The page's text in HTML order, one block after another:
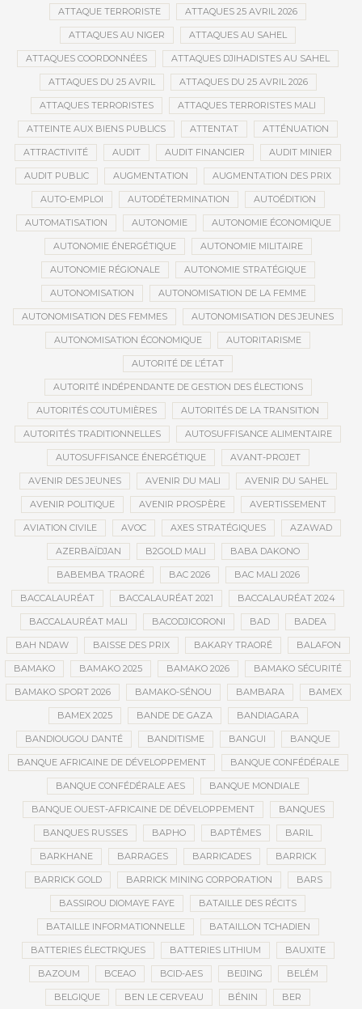
ATTAQUE TERRORISTE ATTAQUES 25 AVRIL 2026
ATTAQUES AU NIGER ATTAQUES AU SAHEL
ATTAQUES COORDONNÉES ATTAQUES DJIHADISTES AU SAHEL
ATTAQUES DU 25 AVRIL ATTAQUES DU 25 AVRIL 2026
ATTAQUES TERRORISTES ATTAQUES TERRORISTES MALI
ATTEINTE AUX BIENS PUBLICS ATTENTAT ATTÉNUATION
ATTRACTIVITÉ AUDIT AUDIT FINANCIER AUDIT MINIER
AUDIT PUBLIC AUGMENTATION AUGMENTATION DES PRIX
AUTO-EMPLOI AUTODÉTERMINATION AUTOÉDITION
AUTOMATISATION AUTONOMIE AUTONOMIE ÉCONOMIQUE
AUTONOMIE ÉNERGÉTIQUE AUTONOMIE MILITAIRE
AUTONOMIE RÉGIONALE AUTONOMIE STRATÉGIQUE
AUTONOMISATION AUTONOMISATION DE LA FEMME
AUTONOMISATION DES FEMMES AUTONOMISATION DES JEUNES
AUTONOMISATION ÉCONOMIQUE AUTORITARISME
AUTORITÉ DE L’ÉTAT
AUTORITÉ INDÉPENDANTE DE GESTION DES ÉLECTIONS
AUTORITÉS COUTUMIÈRES AUTORITÉS DE LA TRANSITION
AUTORITÉS TRADITIONNELLES AUTOSUFFISANCE ALIMENTAIRE
AUTOSUFFISANCE ÉNERGÉTIQUE AVANT-PROJET
AVENIR DES JEUNES AVENIR DU MALI AVENIR DU SAHEL
AVENIR POLITIQUE AVENIR PROSPÈRE AVERTISSEMENT
AVIATION CIVILE AVOC AXES STRATÉGIQUES AZAWAD
AZERBAÏDJAN B2GOLD MALI BABA DAKONO
BABEMBA TRAORÉ BAC 2026 BAC MALI 2026
BACCALAURÉAT BACCALAURÉAT 2021 BACCALAURÉAT 2024
BACCALAURÉAT MALI BACODJICORONI BAD BADEA
BAH NDAW BAISSE DES PRIX BAKARY TRAORÉ BALAFON
BAMAKO BAMAKO 2025 BAMAKO 2026 BAMAKO SÉCURITÉ
BAMAKO SPORT 2026 BAMAKO-SÉNOU BAMBARA BAMEX
BAMEX 2025 BANDE DE GAZA BANDIAGARA
BANDIOUGOU DANTÉ BANDITISME BANGUI BANQUE
BANQUE AFRICAINE DE DÉVELOPPEMENT BANQUE CONFÉDÉRALE
BANQUE CONFÉDÉRALE AES BANQUE MONDIALE
BANQUE OUEST-AFRICAINE DE DÉVELOPPEMENT BANQUES
BANQUES RUSSES BAPHO BAPTÊMES BARIL
BARKHANE BARRAGES BARRICADES BARRICK
BARRICK GOLD BARRICK MINING CORPORATION BARS
BASSIROU DIOMAYE FAYE BATAILLE DES RÉCITS
BATAILLE INFORMATIONNELLE BATAILLON TCHADIEN
BATTERIES ÉLECTRIQUES BATTERIES LITHIUM BAUXITE
BAZOUM BCEAO BCID-AES BEIJING BELÉM
BELGIQUE BEN LE CERVEAU BÉNIN BER